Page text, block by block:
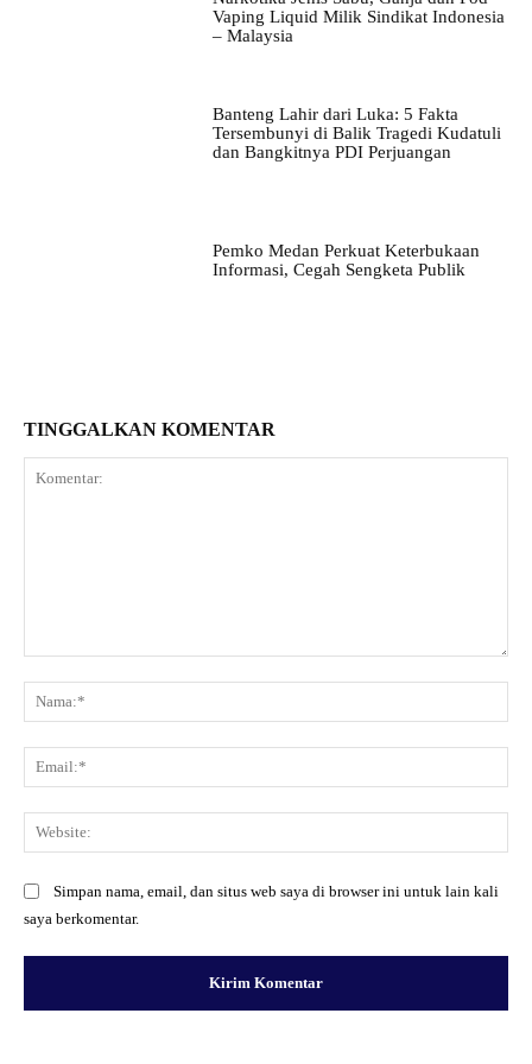
Vaping Liquid Milik Sindikat Indonesia
– Malaysia
Banteng Lahir dari Luka: 5 Fakta
Tersembunyi di Balik Tragedi Kudatuli
dan Bangkitnya PDI Perjuangan
Pemko Medan Perkuat Keterbukaan
Informasi, Cegah Sengketa Publik
TINGGALKAN KOMENTAR
Simpan nama, email, dan situs web saya di browser ini untuk lain kali
saya berkomentar.